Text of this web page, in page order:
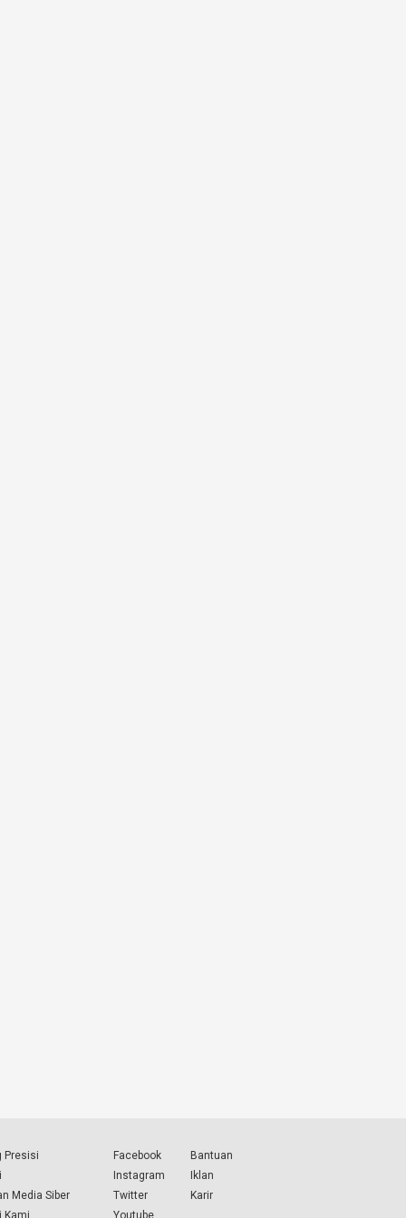
Presisi
Media Siber
Kami
Facebook
Instagram
Twitter
Youtube
Bantuan
Iklan
Karir